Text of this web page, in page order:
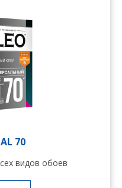
70
видов обоев